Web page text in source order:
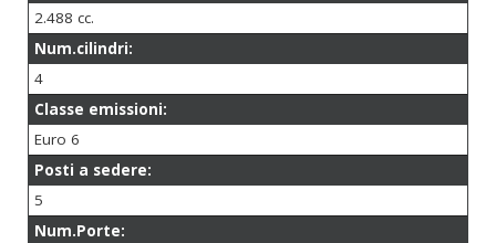
2.488 cc.
Num.cilindri:
4
Classe emissioni:
Euro 6
Posti a sedere:
5
Num.Porte: